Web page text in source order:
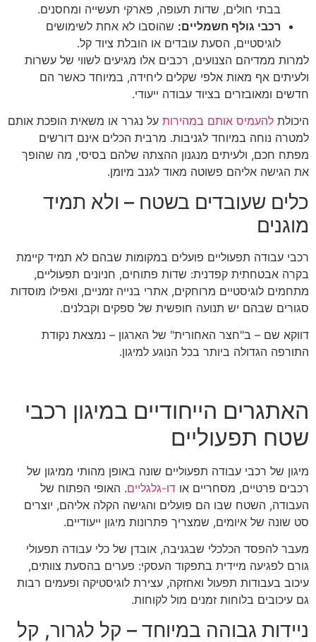
בבתי חולים, שדות תעופה, פארקי תעשייה ומחסנים.
רכבי גולף חשמליים: שהוסבו לא אחת לשימושים
לוגיסטיים, הסעת עובדים או הובלת ציוד קל.
למרות ממדיהם הצנועים, רכבים אלו מגיעים לשווי של עשרות
ולעיתים אף מאות אלפי שקלים ליחידה, במיוחד כאשר הם
חדשים ומאובזרים בציוד עבודה ייעודי.
היכולת להעמיס אותם במהירות על נגרר או משאית הופכת אותם
למטרה נוחה במיוחד לגניבות. מרבית הכלים אינם דורשים
מפתח חכם, ולעיתים מנגנון ההצתה שלהם בסיסי, מה שהופך
את הגישה אליהם פשוטה מאוד לגנב מיומן.
כלים שעובדים בשטח – ולא תמיד
מוגנים
רכבי עבודה תפעוליים פועלים במקומות שבהם לא תמיד קיימת
בקרה אבטחתית קפדנית: שדות פתוחים, חניונים תפעוליים,
מתחמים לוגיסטיים מרוחקים, אתרי בנייה זמניים, ואפילו מוסדות
סגורים שבהם יש תנועה חופשית של ספקים וקבלנים.
דווקא שם – ב"חצר האחורית" של הארגון – נמצאת נקודת
התורפה הגדולה ביותר בכל הנוגע למיגון.
האתגרים הייחודיים במיגון רכבי
שטח תפעוליים
מיגון של רכבי עבודה תפעוליים שונה באופן מהותי ממיגון של
רכבים פרטיים, מסחריים או דו-גלגליים. האופי הפתוח של
העבודה, השטח שבו הם פועלים והגישה הקלה אליהם, יוצרים
סט שונה של איומים, שמצריך פתרונות מיגון ייעודיים.
מעבר להפסד הכלכלי שבגניבה, אובדן של כלי עבודה תפעולי
גורם לפגיעה מיידית בתפקוד העסקי: פערים בהסעת צוותים,
עיכוב בעבודות תפעול ואחזקה, עצירת לוגיסטיקה ופעמים רבות
גם עיכובים בלוחות זמנים מול לקוחות.
ניידות גבוהה במיוחד – קל לגרור, קל